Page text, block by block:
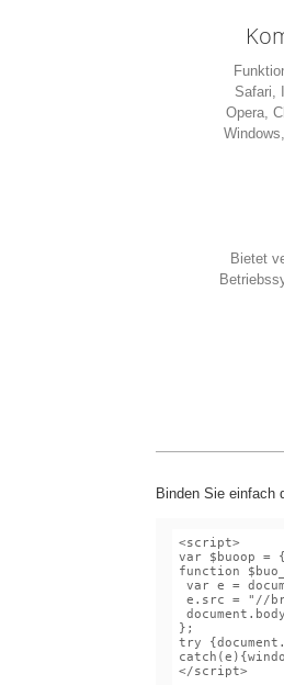
Safari,
Opera,
Bietet
Binden Sie einfach